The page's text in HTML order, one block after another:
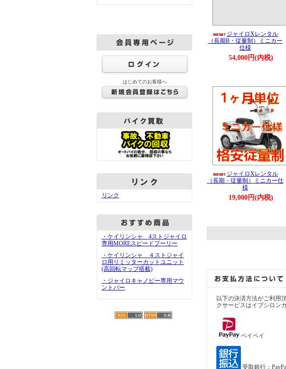
はじめてのお客様へ
リンク
・ケイリンシャ 4ストジャイロ
専用MOREスピードプーリー
・ケイリンシャ ４ストジャイ
ロ用リミッターカットユニット
(高回転マップ搭載)
・ジャイロキャノピー専用マウ
ントバー
ジャイロXレンタル
（長期B・従量制）ミニカー
仕様
54,000円(内税)
ジャイロXレンタル
（長期・従量制）ミニカー仕
様
19,000円(内税)
以下の決済方法がご利用
クサービスはイプシロン
ペイペイ
受取銀行：